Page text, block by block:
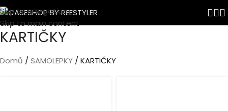
Skip to navigation
Skip to main content
KARTIČKY
Domů SAMOLEPKY KARTIČKY